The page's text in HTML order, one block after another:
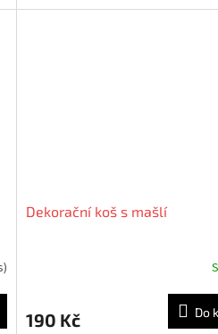
Dekorační koš s mašlí
je
190 Kč Do